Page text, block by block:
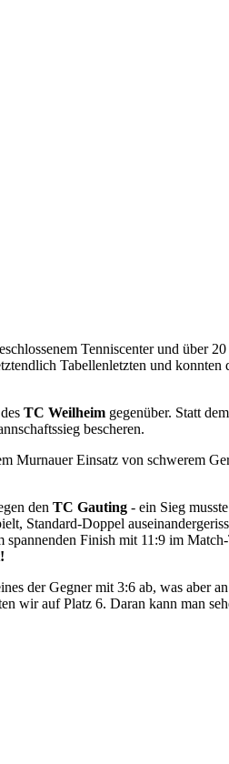
Tenniscenter und über 20
Tabellenletzten und
TC Weilheim gegenüber. Statt
bescheren.
Murnauer Einsatz von schwerem
den TC Gauting - ein Sieg
Standard-Doppel
Finish mit 11:9 im
der Gegner mit 3:6 ab, was aber
wir auf Platz 6. Daran kann man